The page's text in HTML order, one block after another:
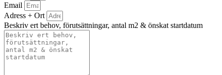
Email
Adress + Ort
Beskriv ert behov, förutsättningar, antal m2 & önskat startdatum